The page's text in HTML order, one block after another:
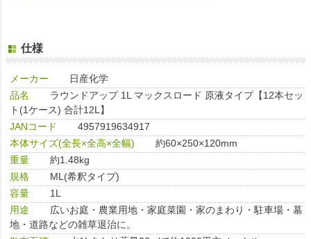
仕様
メーカー
日産化学
品名
ラウンドアップ 1L マックスロード 原液タイプ【12本セッ
ト(1ケース) 合計12L】
JANコード
4957919634917
本体サイズ(全長×全高×全幅)
約60×250×120mm
重量
約1.48kg
規格
ML(希釈タイプ)
容量
1L
用途
広いお庭・農業用地・家庭菜園・家のまわり・駐車場・墓
地・道路などの雑草退治に。